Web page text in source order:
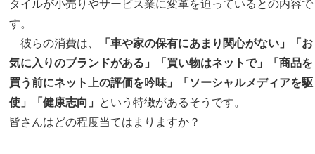
タイルが小売りやサービス業に変革を迫っているとの内容で
す。
彼らの消費は、
「車や家の保有にあまり関心がない」「お
気に入りのブランドがある」「買い物はネットで」「商品を
買う前にネット上の評価を吟味」「ソーシャルメディアを駆
使」「健康志向」 という特徴があるそうです。
皆さんはどの程度当てはまりますか？